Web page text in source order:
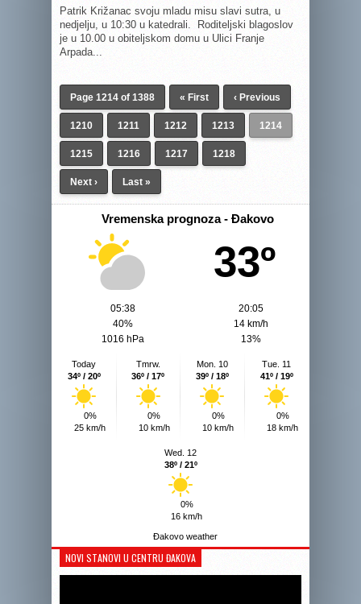
Patrik Križanac svoju mladu misu slavi sutra, u
nedjelju, u 10:30 u katedrali. Roditeljski blagoslov
je u 10.00 u obiteljskom domu u Ulici Franje
Arpada...
Page 1214 of 1388 « First ‹ Previous
1210 1211 1212 1213 1214
1215 1216 1217 1218
Next › Last »
Vremenska prognoza - Đakovo
33º
05:38
20:05
40%
14 km/h
1016 hPa
13%
Today
34º / 20º
0%
25 km/h
Tmrw.
36º / 17º
0%
10 km/h
Mon. 10
39º / 18º
0%
10 km/h
Tue. 11
41º / 19º
0%
18 km/h
Wed. 12
38º / 21º
0%
16 km/h
Đakovo weather
NOVI STANOVI U CENTRU ĐAKOVA